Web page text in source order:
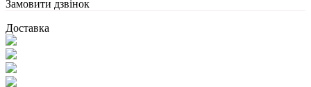
Замовити дзвінок
Доставка